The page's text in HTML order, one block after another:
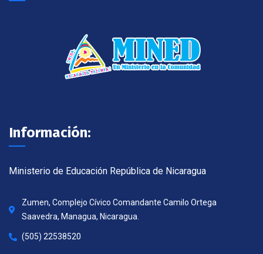
Información:
Ministerio de Educación República de Nicaragua
Zumen, Complejo Cívico Comandante Camilo Ortega
Saavedra, Managua, Nicaragua.
(505) 22538520